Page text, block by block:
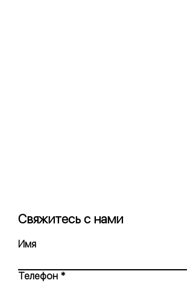
Свяжитесь с нами
Имя
Телефон